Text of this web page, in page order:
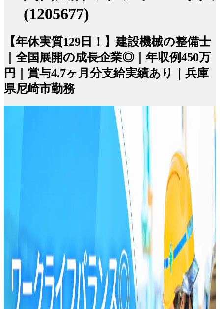
(1205677)
【年休実質129日！】建設機械の整備士
｜全国展開の成長企業◎｜年収例450万
円｜賞与4.7ヶ月分支給実績あり｜兵庫
県尼崎市勤務